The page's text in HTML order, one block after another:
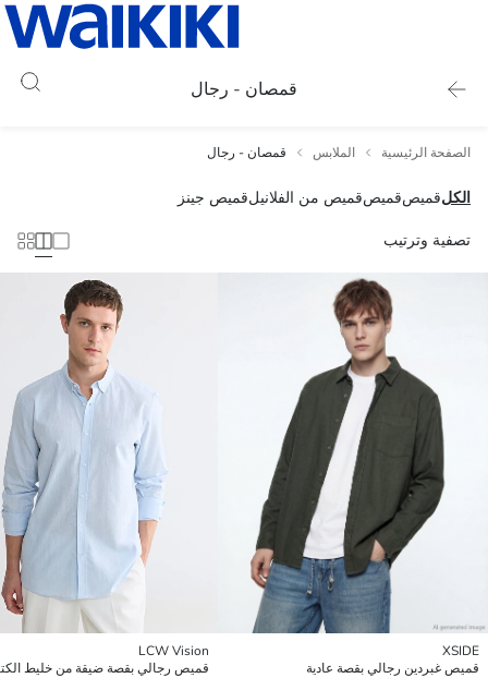
قمصان - رجال
الصفحة الرئيسية الملابس قمصان - رجال
الكلقميصقميصقميص من الفلانيلقميص جينز
تصفية وترتيب
XSIDE
قميص غبردين رجالي بقصة عادية
LCW Vision
قميص رجالي بقصة ضيقة من خليط